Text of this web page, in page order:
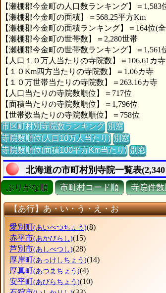
【瀬棚郡今金町の人口数ランキング】＝1,583
【瀬棚郡今金町の面積】＝568.25平方Km
【瀬棚郡今金町の面積ランキング】＝164位(
【瀬棚郡今金町の世帯数】＝2,280世帯
【瀬棚郡今金町の世帯数ランキング】＝1,561
【人口１０万人当たりの寺院数】＝106.61カ寺
【１０Km四方当たりの寺院数】＝1.06カ寺
【１０万世帯当たりの寺院数】＝263.16カ寺
【人口当たりの寺院数順位】＝717位
【面積当たりの寺院数順位】＝1,796位
【世帯数当たりの寺院数順位】＝758位
市区町村別寺院数ランキング 別窓
寺院数順位(人口10万人当たり) 別窓
寺院数順位(面積100平方Km当たり) 別窓
北海道の市町村別寺院一覧表
ぶりがな順 市町村コード順 寺院件
【あ行】あ・い・う・え・お
愛別町(あいべつちょう)(8)
赤平市(あかびらし)(15)
芦別市(あしべつし)(28)
厚岸町(あっけしちょう)(14)
厚真町(あつまちょう)(4)
安平町(あびらちょう)(10)